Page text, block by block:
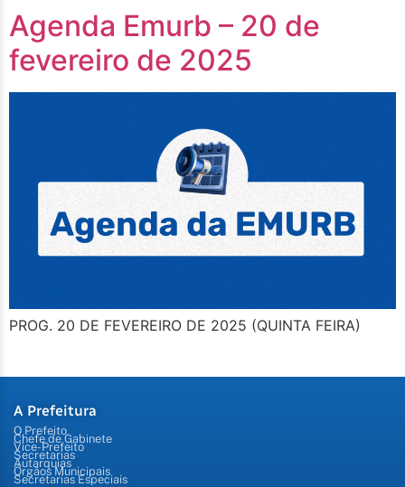
Agenda Emurb – 20 de
fevereiro de 2025
PROG. 20 DE FEVEREIRO DE 2025 (QUINTA FEIRA)
A Prefeitura
O Prefeito
Chefe de Gabinete
Vice-Prefeito
Secretarias
Autarquias
Órgãos Municipais
Secretarias Especiais